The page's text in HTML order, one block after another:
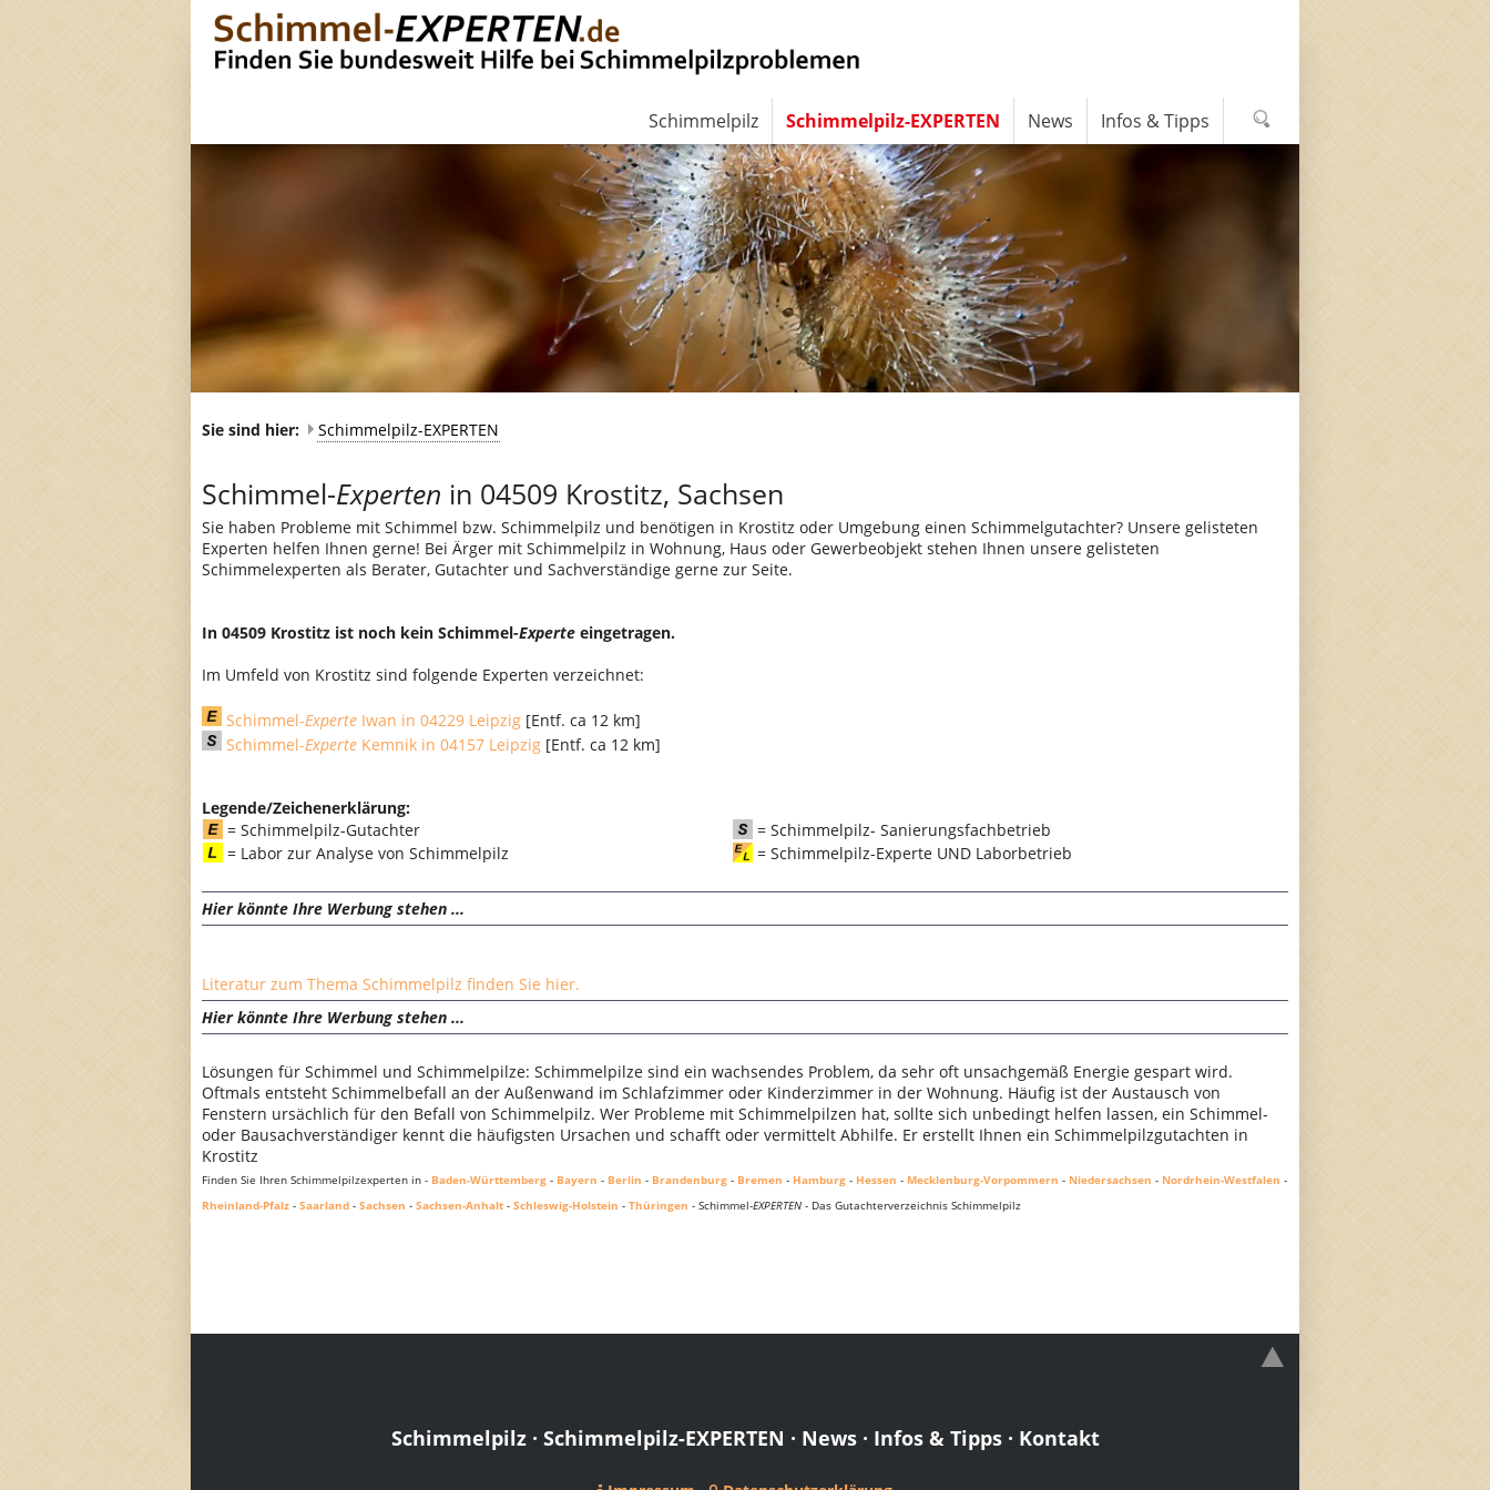
Sie sind hier: Schimmelpilz-EXPERTEN
Schimmel-Experten in 04509 Krostitz, Sachsen
Sie haben Probleme mit Schimmel bzw. Schimmelpilz und benötigen in Krostitz oder Umgebung einen Schimmelgutachter? Unsere gelisteten
Experten helfen Ihnen gerne! Bei Ärger mit Schimmelpilz in Wohnung, Haus oder Gewerbeobjekt stehen Ihnen unsere gelisteten
Schimmelexperten als Berater, Gutachter und Sachverständige gerne zur Seite.
In 04509 Krostitz ist noch kein Schimmel-Experte eingetragen.
Im Umfeld von Krostitz sind folgende Experten verzeichnet:
Schimmel-Experte Iwan in 04229 Leipzig [Entf. ca 12 km]
Schimmel-Experte Kemnik in 04157 Leipzig [Entf. ca 12 km]
Legende/Zeichenerklärung:
= Schimmelpilz-Gutachter
= Schimmelpilz- Sanierungsfachbetrieb
= Labor zur Analyse von Schimmelpilz
= Schimmelpilz-Experte UND Laborbetrieb
Hier könnte Ihre Werbung stehen ...
Literatur zum Thema Schimmelpilz finden Sie hier.
Hier könnte Ihre Werbung stehen ...
Lösungen für Schimmel und Schimmelpilze: Schimmelpilze sind ein wachsendes Problem, da sehr oft unsachgemäß Energie gespart wird.
Oftmals entsteht Schimmelbefall an der Außenwand im Schlafzimmer oder Kinderzimmer in der Wohnung. Häufig ist der Austausch von
Fenstern ursächlich für den Befall von Schimmelpilz. Wer Probleme mit Schimmelpilzen hat, sollte sich unbedingt helfen lassen, ein Schimmel-
oder Bausachverständiger kennt die häufigsten Ursachen und schafft oder vermittelt Abhilfe. Er erstellt Ihnen ein Schimmelpilzgutachten in
Krostitz
Finden Sie Ihren Schimmelpilzexperten in - Baden-Württemberg - Bayern - Berlin - Brandenburg - Bremen - Hamburg - Hessen - Mecklenburg-Vorpommern - Niedersachsen - Nordrhein-Westfalen -
Rheinland-Pfalz - Saarland - Sachsen - Sachsen-Anhalt - Schleswig-Holstein - Thüringen - Schimmel-EXPERTEN - Das Gutachterverzeichnis Schimmelpilz
Schimmelpilz· Schimmelpilz-EXPERTEN · News· Infos & Tipps· Kontakt
Schimmelpilz Schimmelpilz-EXPERTEN News Infos & Tipps